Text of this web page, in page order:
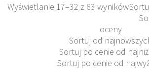
Wyświetlanie 17–32 z 63 wyników
oceny
Sortuj od
Sortuj po cenie od
Sortuj po cenie od